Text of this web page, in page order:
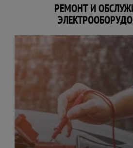
РЕМОНТ И